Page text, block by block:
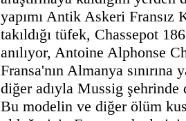
yapımı Antik Askeri Fransız
takıldığı tüfek, Chassepot
anılıyor, Antoine Alphonse
Fransa'nın Almanya sınırına
diğer adıyla Mussig şehrinde
Bu modelin ve diğer ölüm